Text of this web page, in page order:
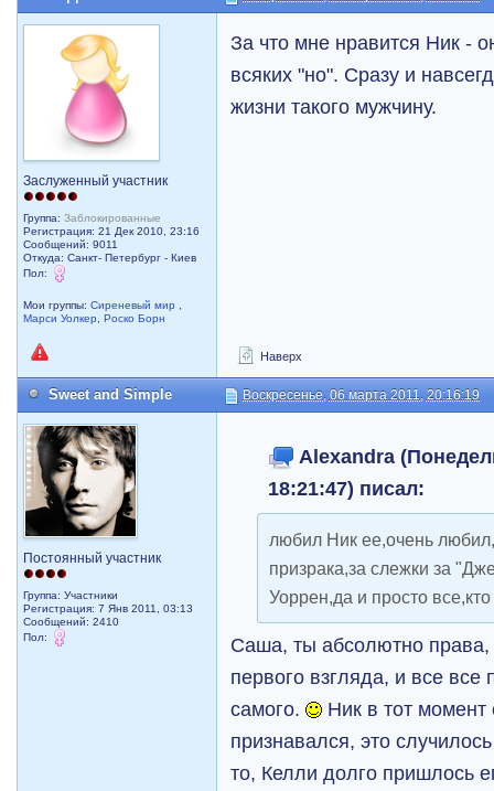
Заслуженный участник
Группа:Заблокированные
Регистрация: 21 Дек 2010, 23:16
Сообщений: 9011
Откуда: Санкт- Петербург - Киев
Пол:
Мои группы:Сиреневый мир
Марси Уолкер
,Роско Борн
За что мне нравится Ник -
всяких "но". Сразу и
жизни такого мужчину.
Наверх
Sweet and Simple Воскресенье, 06 марта 2011, 20:16:19
Постоянный участник
Группа: Участники
Регистрация: 7 Янв 2011, 03:13
Сообщений: 2410
Пол:
Alexandra
18:21:47) писал:
любил Ник ее,очень
призрака,за слежки за
Уоррен,да и просто
Саша, ты абсолютно
первого взгляда, и все
самого.
Ник в тот момент
признавался, это
то, Келли долго пришлось